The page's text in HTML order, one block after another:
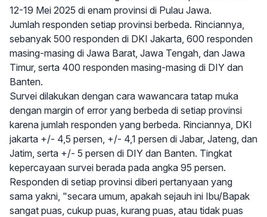
12-19 Mei 2025 di enam provinsi di Pulau Jawa.
Jumlah responden setiap provinsi berbeda. Rinciannya,
sebanyak 500 responden di DKI Jakarta, 600 responden
masing-masing di Jawa Barat, Jawa Tengah, dan Jawa
Timur, serta 400 responden masing-masing di DIY dan
Banten.
Survei dilakukan dengan cara wawancara tatap muka
dengan margin of error yang berbeda di setiap provinsi
karena jumlah responden yang berbeda. Rinciannya, DKI
jakarta +/- 4,5 persen, +/- 4,1 persen di Jabar, Jateng, dan
Jatim, serta +/- 5 persen di DIY dan Banten. Tingkat
kepercayaan survei berada pada angka 95 persen.
Responden di setiap provinsi diberi pertanyaan yang
sama yakni, "secara umum, apakah sejauh ini Ibu/Bapak
sangat puas, cukup puas, kurang puas, atau tidak puas